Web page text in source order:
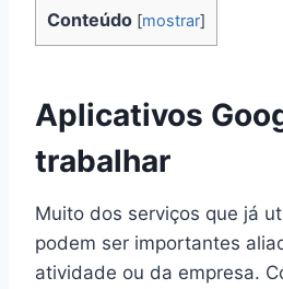
Conteúdo [mostrar]
Aplicativos
trabalhar
Muito dos serviços que já
podem ser importantes
atividade ou da empresa.